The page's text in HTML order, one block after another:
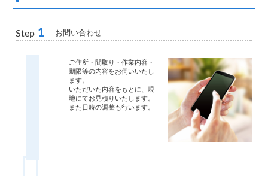
Step 1 お問い合わせ
ご住所・間取り・作業内容・
期限等の内容をお伺いいたし
ます。
いただいた内容をもとに、現
地にてお見積りいたします。
また日時の調整も行います。